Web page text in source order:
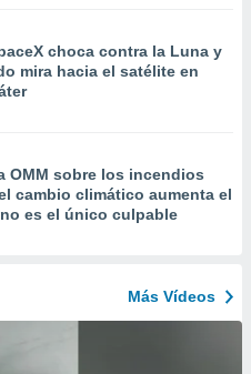
choca contra la Luna y
mira hacia el satélite en
OMM sobre los incendios
cambio climático aumenta el
es el único culpable
Más Vídeos